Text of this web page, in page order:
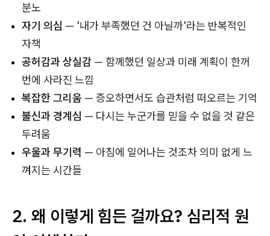
분노
자기 의심 — '내가 부족했던 건 아닐까'라는 반복적인
자책
공허감과 상실감 — 함께했던 일상과 미래 계획이 한꺼
번에 사라진 느낌
복잡한 그리움 — 증오하면서도 습관처럼 떠오르는 기억
불신과 경계심 — 다시는 누군가를 믿을 수 없을 것 같은
두려움
우울과 무기력 — 아침에 일어나는 것조차 의미 없게 느
껴지는 시간들
2. 왜 이렇게 힘든 걸까요? 심리적 원